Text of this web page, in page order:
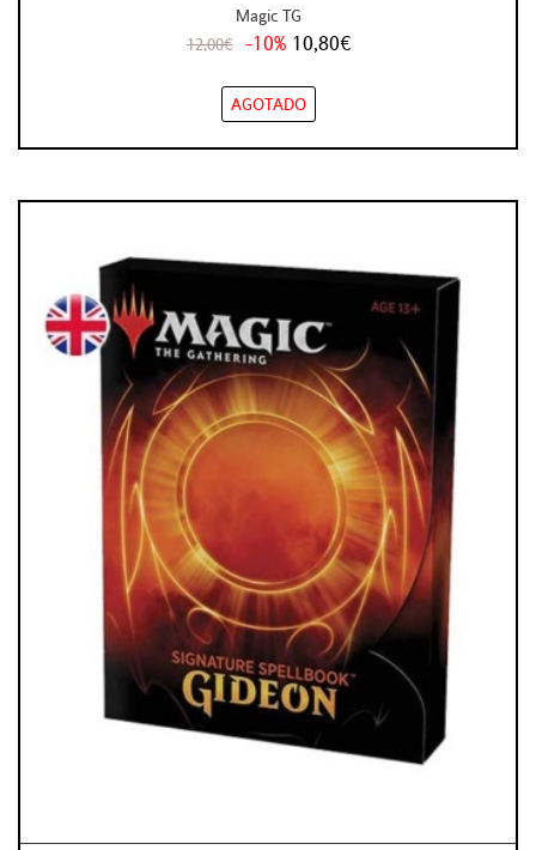
Magic TG
12,00€ -10% 10,80€
AGOTADO